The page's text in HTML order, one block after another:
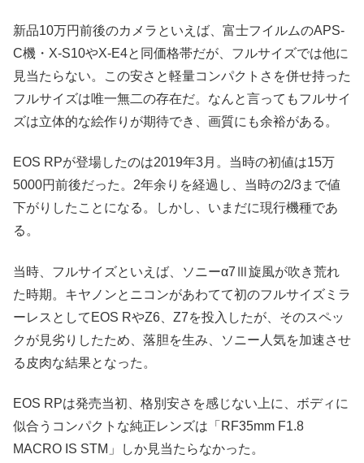
新品10万円前後のカメラといえば、富士フイルムのAPS-
C機・X-S10やX-E4と同価格帯だが、フルサイズでは他に
見当たらない。この安さと軽量コンパクトさを併せ持った
フルサイズは唯一無二の存在だ。なんと言ってもフルサイ
ズは立体的な絵作りが期待でき、画質にも余裕がある。
EOS RPが登場したのは2019年3月。当時の初値は15万
5000円前後だった。2年余りを経過し、当時の2/3まで値
下がりしたことになる。しかし、いまだに現行機種であ
る。
当時、フルサイズといえば、ソニーα7Ⅲ旋風が吹き荒れ
た時期。キヤノンとニコンがあわてて初のフルサイズミラ
ーレスとしてEOS RやZ6、Z7を投入したが、そのスペッ
クが見劣りしたため、落胆を生み、ソニー人気を加速させ
る皮肉な結果となった。
EOS RPは発売当初、格別安さを感じない上に、ボディに
似合うコンパクトな純正レンズは「RF35mm F1.8
MACRO IS STM」しか見当たらなかった。